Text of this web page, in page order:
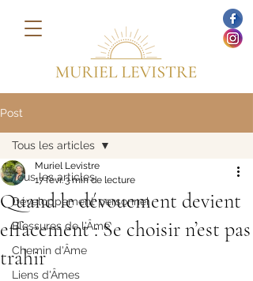
Post
Tous les articles
Développement personnel
Blessures de l'Âme
Chemin d'Âme
Liens d'Âmes
Tous les articles
Quand le dévouement devient
effacement : Se choisir n’est pas
trahir
Muriel Levistre
17 févr.3 min de lecture